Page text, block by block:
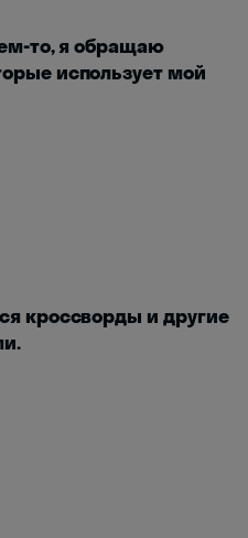
то, я обращаю
использует мой
кроссворды и другие